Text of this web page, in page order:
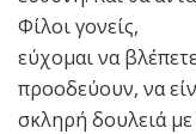
Φίλοι γονείς,
εύχομαι να
προοδεύουν, να
σκληρή δουλειά